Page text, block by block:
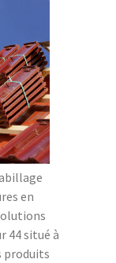
en
44 situé à
produits